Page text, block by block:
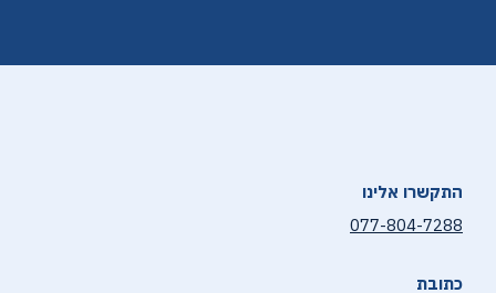
התקשרו אלינו
077-804-7288
כתובת